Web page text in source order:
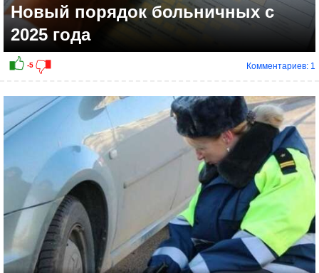
Новый порядок больничных с
2025 года
Комментариев: 1